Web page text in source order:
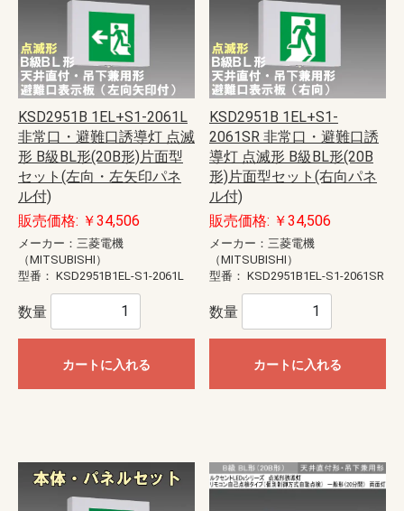
KSD2951B 1EL+S1-2061L
非常口・避難口誘導灯 点滅
形 B級BL形(20B形)片面型
セット(左向・左矢印パネ
ル付)
販売価格: ￥34,506
メーカー：三菱電機
（MITSUBISHI）
型番： KSD2951B1EL-S1-2061L
数量
カートに入れる
KSD2951B 1EL+S1-
2061SR 非常口・避難口誘
導灯 点滅形 B級BL形(20B
形)片面型セット(右向パネ
ル付)
販売価格: ￥34,506
メーカー：三菱電機
（MITSUBISHI）
型番： KSD2951B1EL-S1-2061SR
数量
カートに入れる